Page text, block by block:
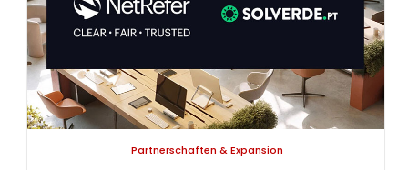
Partnerschaften & Expansion